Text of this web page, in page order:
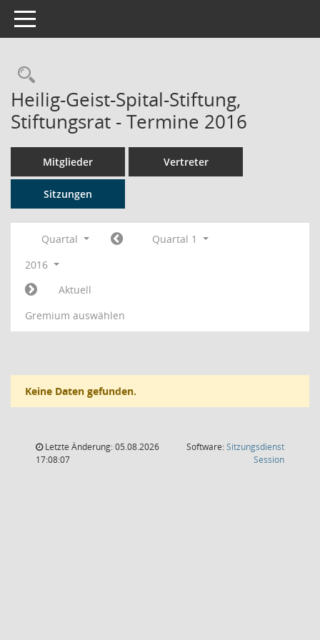
Toggle navigation
Rechercheauswahl
Heilig-Geist-Spital-Stiftung,
Stiftungsrat - Termine 2016
Mitglieder Vertreter
Sitzungen
Quartal
Quartal 1
2016
Aktuell
Gremium auswählen
Keine Daten gefunden.
Letzte Änderung: 05.08.2026
17:08:07
Software:Sitzungsdienst
Session(Wird in